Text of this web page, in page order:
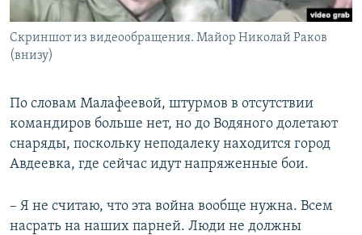
Скриншот из видеообращения. Майор Николай Раков
(внизу)
По словам Малафеевой, штурмов в отсутствии
командиров больше нет, но до Водяного долетают
снаряды, поскольку неподалеку находится город
Авдеевка, где сейчас идут напряженные бои.
– Я не считаю, что эта война вообще нужна. Всем
насрать на наших парней. Люди не должны